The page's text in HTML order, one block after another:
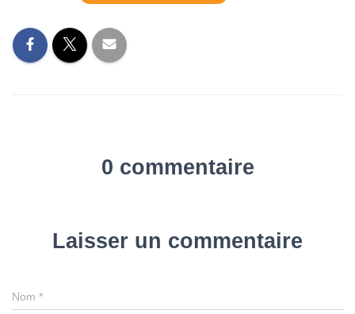
0 commentaire
Laisser un commentaire
Nom *